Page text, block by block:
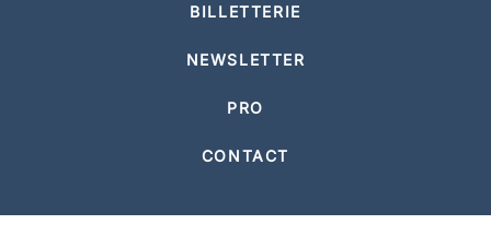
BILLETTERIE
NEWSLETTER
PRO
CONTACT